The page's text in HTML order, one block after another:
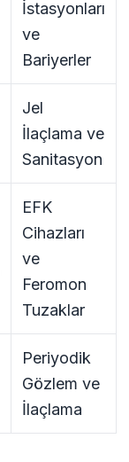
İstasyonları
ve
Bariyerler
Jel
İlaçlama ve
Sanitasyon
EFK
Cihazları
ve
Feromon
Tuzaklar
Periyodik
Gözlem ve
İlaçlama